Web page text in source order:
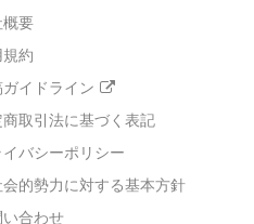
概要
約
イドライン
商取引法に基づく表記
イバシーポリシー
会的勢力に対する基本方針
い合わせ